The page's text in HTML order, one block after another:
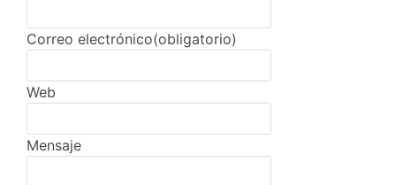
Correo electrónico(obligatorio)
Web
Mensaje